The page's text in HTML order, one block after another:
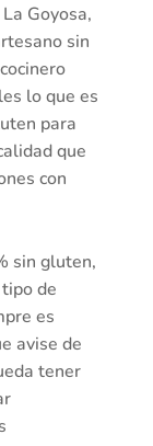
Goyosa,
sin
lo que es
para
que
con
sin gluten,
de
es
avise de
tener